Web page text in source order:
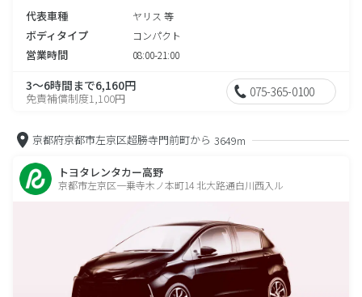
代表車種 ヤリス 等
ボディタイプ コンパクト
営業時間 08:00-21:00
3～6時間まで6,160円
免責補償制度1,100円 075-365-0100
京都府京都市左京区超勝寺門前町から 3649m
トヨタレンタカー高野
京都市左京区一乗寺木ノ本町14 北大路通白川西入ル